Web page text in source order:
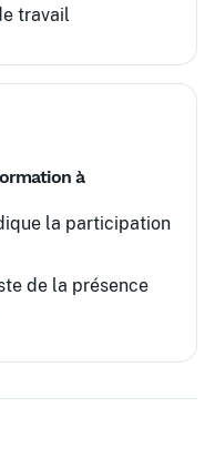
travail
à
la participation
de la présence